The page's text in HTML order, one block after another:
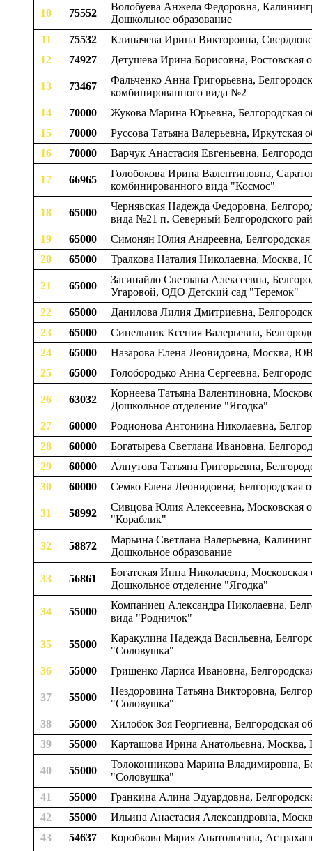
10 75552
Волобуева Анжела Федоровна,
Дошкольное образование
11
75532
Клипачева Ирина Викторовна,
12
74927 Детушева Ирина Борисовна,
13 73467
Фальченко Анна Григорьевна,
комбинированного вида №2
14
70000
Жукова Марина Юрьевна, Белгородская
15
70000
Руссова Татьяна Валерьевна,
16
70000 Варчук Анастасия Евгеньевна,
17 66965
Голобокова Ирина Валентиновна,
комбинированного вида "Космос"
18 65000
Чернявская Надежда Федоровна,
вида №21 п. Северный Белгородского
19
65000
Симонян Юлия Андреевна,
20
65000 Тралкова Наталия Николаевна,
21 65000
Загинайло Светлана Алексеевна,
Угаровой, ОДО Детский сад "Теремок"
22
65000
Данилова Лилия Дмитриевна,
23
65000
Синельник Ксения Валерьевна,
24
65000
Назарова Елена Леонидовна,
25
65000 Голобородько Анна Сергеевна,
26 63032
Корнеева Татьяна Валентиновна,
Дошкольное отделение "Ягодка"
27
60000
Родионова Антонина Николаевна,
28
60000
Богатырева Светлана Ивановна,
29
60000
Алпутова Татьяна Григорьевна,
30
60000 Семко Елена Леонидовна,
31 58992
Сивцова Юлия Алексеевна, Московская
"Кораблик"
32 58872
Марьина Светлана Валерьевна,
Дошкольное образование
33 56861
Богатская Инна Николаевна,
Дошкольное отделение "Ягодка"
34 55000
Компаниец Александра Николаевна,
вида "Родничок"
35 55000
Каракулина Надежда Васильевна,
"Соловушка"
36
55000 Грищенко Лариса Ивановна,
37 55000
Нездоровина Татьяна Викторовна,
"Соловушка"
38
55000
Хилобок Зоя Георгиевна,
39
55000 Карташова Ирина Анатольевна,
40 55000
Толоконникова Марина Владимировна,
"Соловушка"
41
55000
Гранкина Алина Эдуардовна,
42
55000
Ильина Анастасия Александровна,
43
54637 Коробкова Мария Анатольевна,